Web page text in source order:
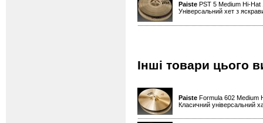
Paiste PST 5 Medium Hi-
Універсальний хет з
Інші товари цього
Paiste Formula 602 Medium
Класичний універсальний